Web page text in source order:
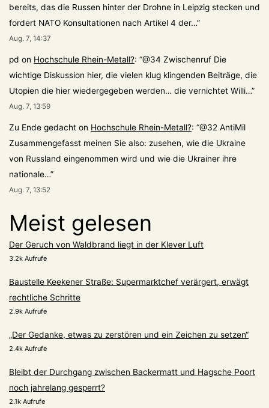
bereits, das die Russen hinter der Drohne in Leipzig stecken und
fordert NATO Konsultationen nach Artikel 4 der…”
Aug. 7, 14:37
pd on Hochschule Rhein-Metall?: “@34 Zwischenruf Die
wichtige Diskussion hier, die vielen klug klingenden Beiträge, die
Utopien die hier wiedergegeben werden… die vernichtet Willi…”
Aug. 7, 13:59
Zu Ende gedacht on Hochschule Rhein-Metall?: “@32 AntiMil
Zusammengefasst meinen Sie also: zusehen, wie die Ukraine
von Russland eingenommen wird und wie die Ukrainer ihre
nationale…”
Aug. 7, 13:52
Meist gelesen
Der Geruch von Waldbrand liegt in der Klever Luft
3.2k Aufrufe
Baustelle Keekener Straße: Supermarktchef verärgert, erwägt
rechtliche Schritte
2.9k Aufrufe
„Der Gedanke, etwas zu zerstören und ein Zeichen zu setzen“
2.4k Aufrufe
Bleibt der Durchgang zwischen Backermatt und Hagsche Poort
noch jahrelang gesperrt?
2.1k Aufrufe